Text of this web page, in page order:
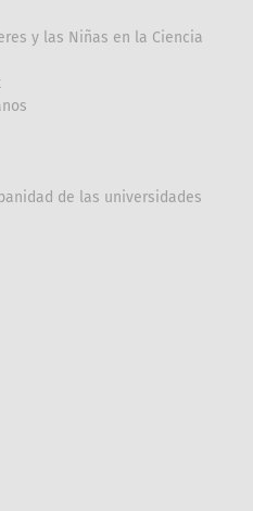
y las Niñas en la Ciencia
de las universidades